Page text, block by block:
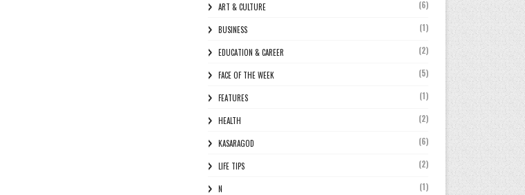
ART & CULTURE (6)
BUSINESS (1)
EDUCATION & CAREER (2)
FACE OF THE WEEK (5)
FEATURES (1)
HEALTH (2)
KASARAGOD (6)
LIFE TIPS (2)
N (1)